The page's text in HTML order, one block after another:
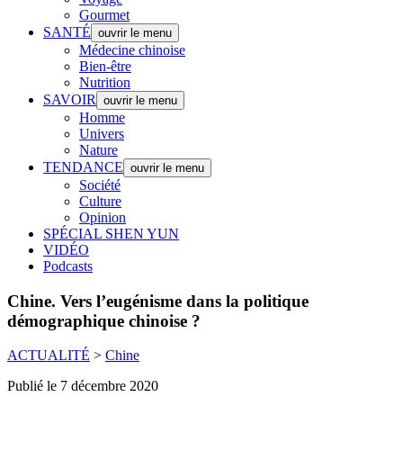
Gourmet
SANTÉ ouvrir le menu
Médecine chinoise
Bien-être
Nutrition
SAVOIR
ouvrir le menu
Homme
Univers
Nature
TENDANCE ouvrir le menu
Société
Culture
Opinion
SPÉCIAL SHEN YUN
VIDÉO
Podcasts
Chine. Vers l’eugénisme dans la politique
démographique chinoise ?
ACTUALITÉ > Chine
Publié le 7 décembre 2020